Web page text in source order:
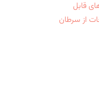
قابل
از سرطان